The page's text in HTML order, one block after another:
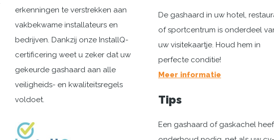
erkenningen te verstrekken aan
vakbekwame installateurs en
bedrijven. Dankzij onze InstallQ-
certificering weet u zeker dat uw
gekeurde gashaard aan alle
veiligheids- en kwaliteitsregels
voldoet.
De gashaard in uw hotel,
of sportcentrum is onderdeel
uw visitekaartje. Houd hem in
perfecte conditie!
Meer informatie
Tips
Een gashaard of gaskachel